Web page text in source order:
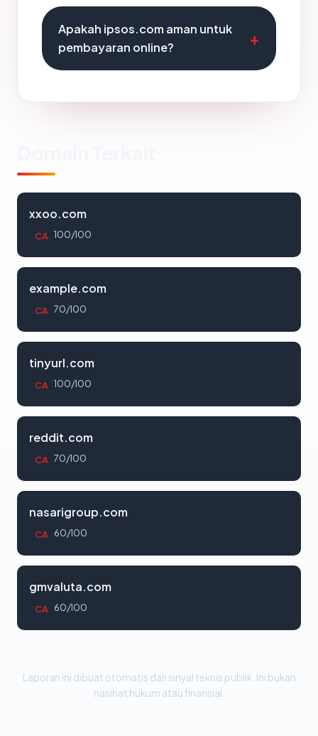
Apakah ipsos.com aman untuk
pembayaran online?
xxoo.com
CA 100/100
example.com
CA 70/100
tinyurl.com
CA 100/100
reddit.com
CA 70/100
nasarigroup.com
CA 60/100
gmvaluta.com
CA 60/100
Laporan ini dibuat otomatis dari sinyal teknis publik. Ini bukan
nasihat hukum atau finansial.